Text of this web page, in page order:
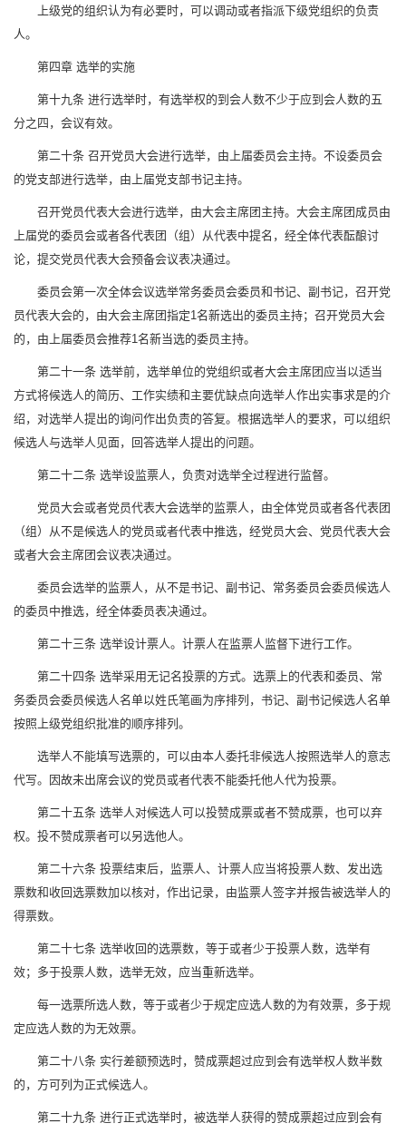
上级党的组织认为有必要时，可以调动或者指派下级党组织的负责
人。
第四章 选举的实施
第十九条 进行选举时，有选举权的到会人数不少于应到会人数的五
分之四，会议有效。
第二十条 召开党员大会进行选举，由上届委员会主持。不设委员会
的党支部进行选举，由上届党支部书记主持。
召开党员代表大会进行选举，由大会主席团主持。大会主席团成员由
上届党的委员会或者各代表团（组）从代表中提名，经全体代表酝酿讨
论，提交党员代表大会预备会议表决通过。
委员会第一次全体会议选举常务委员会委员和书记、副书记，召开党
员代表大会的，由大会主席团指定1名新选出的委员主持；召开党员大会
的，由上届委员会推荐1名新当选的委员主持。
第二十一条 选举前，选举单位的党组织或者大会主席团应当以适当
方式将候选人的简历、工作实绩和主要优缺点向选举人作出实事求是的介
绍，对选举人提出的询问作出负责的答复。根据选举人的要求，可以组织
候选人与选举人见面，回答选举人提出的问题。
第二十二条 选举设监票人，负责对选举全过程进行监督。
党员大会或者党员代表大会选举的监票人，由全体党员或者各代表团
（组）从不是候选人的党员或者代表中推选，经党员大会、党员代表大会
或者大会主席团会议表决通过。
委员会选举的监票人，从不是书记、副书记、常务委员会委员候选人
的委员中推选，经全体委员表决通过。
第二十三条 选举设计票人。计票人在监票人监督下进行工作。
第二十四条 选举采用无记名投票的方式。选票上的代表和委员、常
务委员会委员候选人名单以姓氏笔画为序排列，书记、副书记候选人名单
按照上级党组织批准的顺序排列。
选举人不能填写选票的，可以由本人委托非候选人按照选举人的意志
代写。因故未出席会议的党员或者代表不能委托他人代为投票。
第二十五条 选举人对候选人可以投赞成票或者不赞成票，也可以弃
权。投不赞成票者可以另选他人。
第二十六条 投票结束后，监票人、计票人应当将投票人数、发出选
票数和收回选票数加以核对，作出记录，由监票人签字并报告被选举人的
得票数。
第二十七条 选举收回的选票数，等于或者少于投票人数，选举有
效；多于投票人数，选举无效，应当重新选举。
每一选票所选人数，等于或者少于规定应选人数的为有效票，多于规
定应选人数的为无效票。
第二十八条 实行差额预选时，赞成票超过应到会有选举权人数半数
的，方可列为正式候选人。
第二十九条 进行正式选举时，被选举人获得的赞成票超过应到会有